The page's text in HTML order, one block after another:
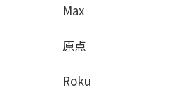
Max
原点
Roku